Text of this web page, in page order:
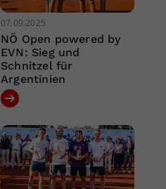
07.09.2025
NÖ Open powered by
EVN: Sieg und
Schnitzel für
Argentinien